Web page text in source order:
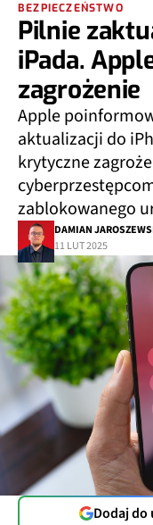
BEZPIECZEŃSTWO
Pilnie
iPada.
zagrożenie
Apple
aktualizacji do
krytyczne
zablokowanego
DAMIAN
11 LUT 2025
Dodaj do